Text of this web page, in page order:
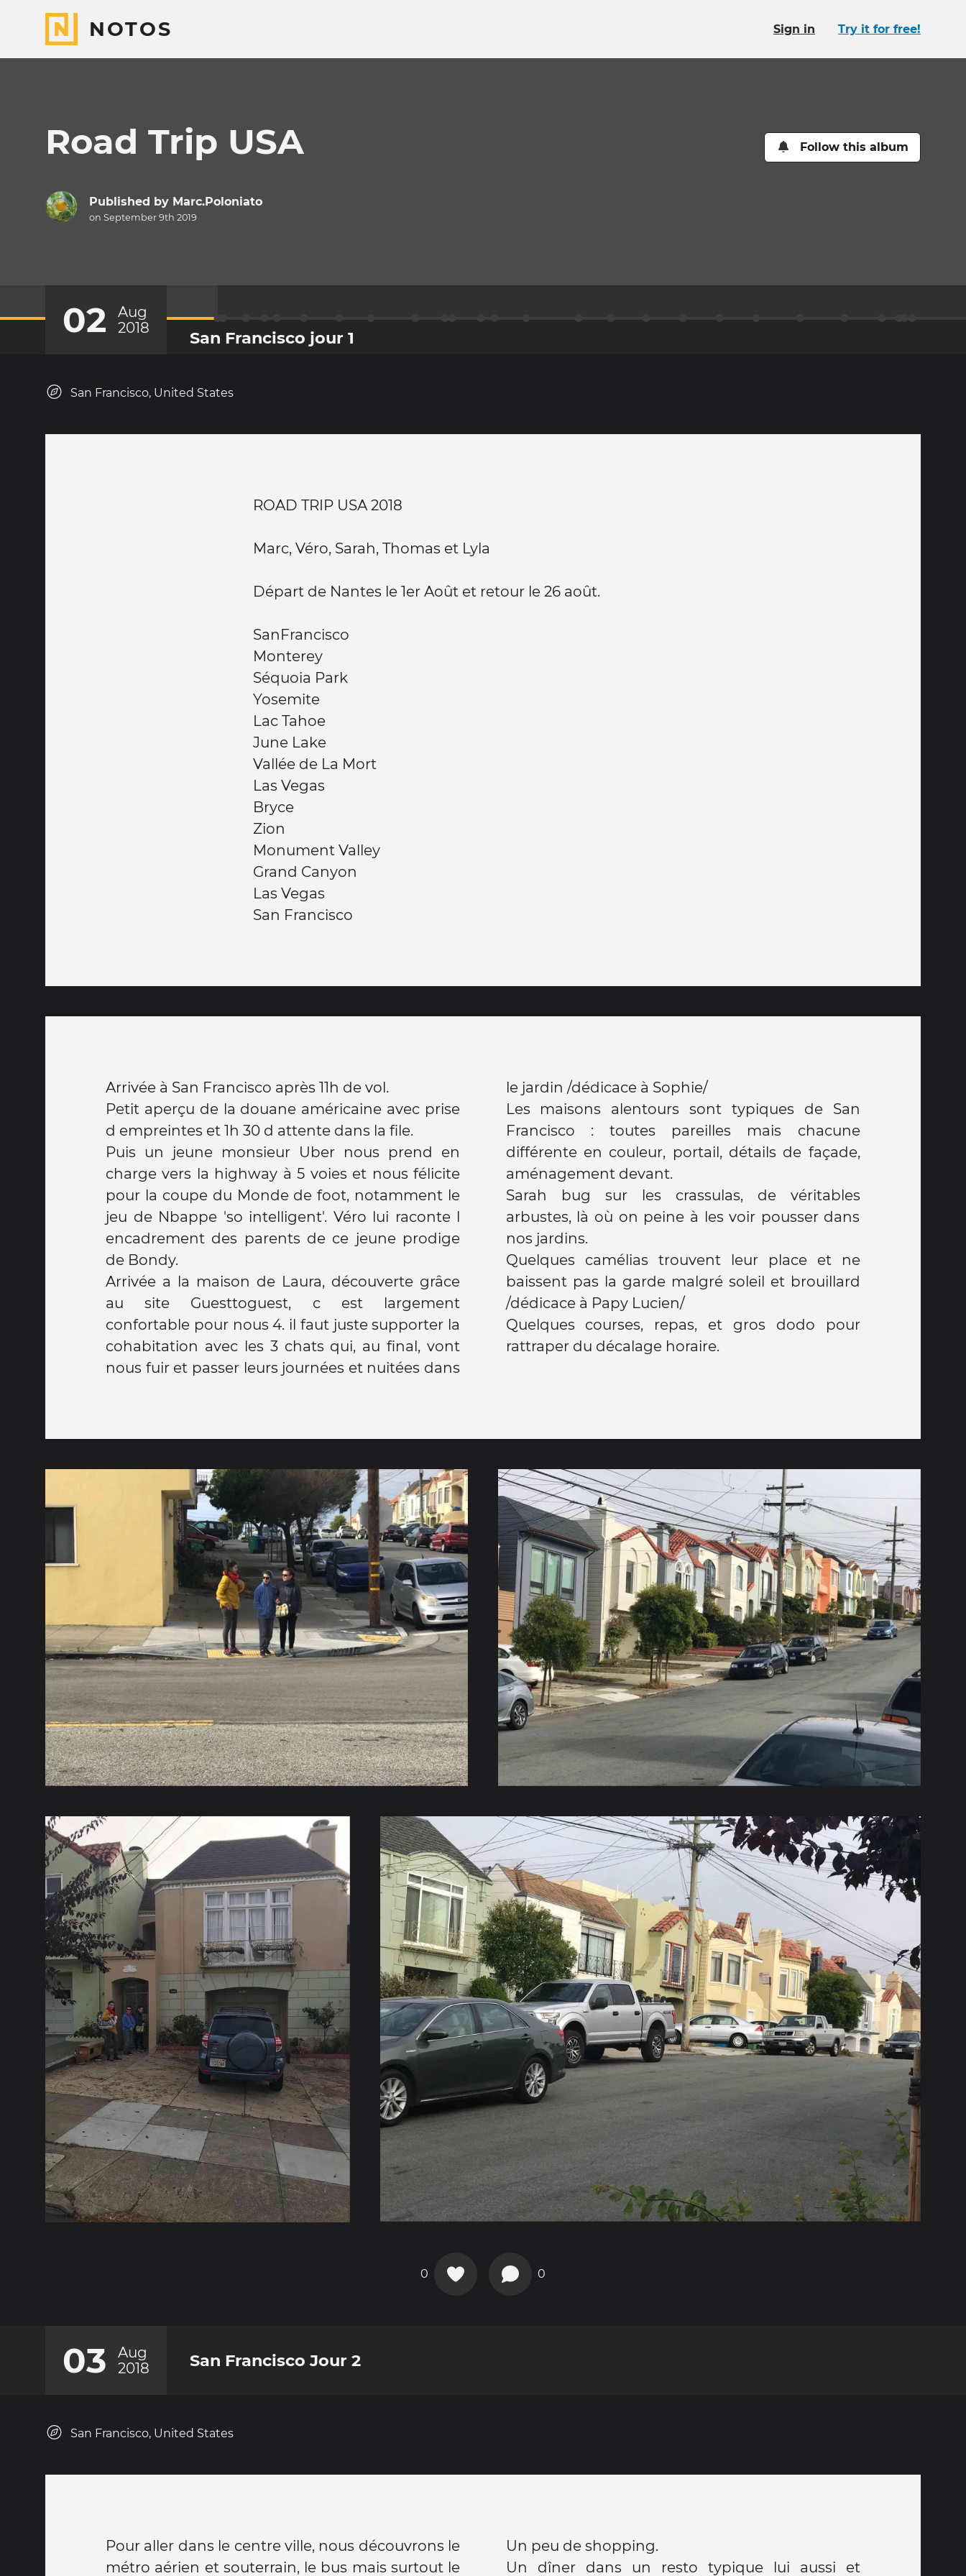
NOTOS Sign in Try it for free!
Road Trip USA Follow this album
Published by Marc.Poloniato
on September 9th 2019
02
Aug
2018
San Francisco jour 1
San Francisco, United States
ROAD TRIP USA 2018
Marc, Véro, Sarah, Thomas et Lyla
Départ de Nantes le 1er Août et retour le 26 août.
SanFrancisco
Monterey
Séquoia Park
Yosemite
Lac Tahoe
June Lake
Vallée de La Mort
Las Vegas
Bryce
Zion
Monument Valley
Grand Canyon
Las Vegas
San Francisco
Arrivée à San Francisco après 11h de vol.
Petit aperçu de la douane américaine avec prise
d empreintes et 1h 30 d attente dans la file.
Puis un jeune monsieur Uber nous prend en
charge vers la highway à 5 voies et nous félicite
pour la coupe du Monde de foot, notamment le
jeu de Nbappe 'so intelligent'. Véro lui raconte l
encadrement des parents de ce jeune prodige
de Bondy.
Arrivée a la maison de Laura, découverte grâce
au site Guesttoguest, c est largement
confortable pour nous 4. il faut juste supporter la
cohabitation avec les 3 chats qui, au final, vont
nous fuir et passer leurs journées et nuitées dans
le jardin /dédicace à Sophie/
Les maisons alentours sont typiques de San
Francisco : toutes pareilles mais chacune
différente en couleur, portail, détails de façade,
aménagement devant.
Sarah bug sur les crassulas, de véritables
arbustes, là où on peine à les voir pousser dans
nos jardins.
Quelques camélias trouvent leur place et ne
baissent pas la garde malgré soleil et brouillard
/dédicace à Papy Lucien/
Quelques courses, repas, et gros dodo pour
rattraper du décalage horaire.
0 0
03
Aug
2018
San Francisco Jour 2
San Francisco, United States
Pour aller dans le centre ville, nous découvrons le
métro aérien et souterrain, le bus mais surtout le
Un peu de shopping.
Un dîner dans un resto typique lui aussi et